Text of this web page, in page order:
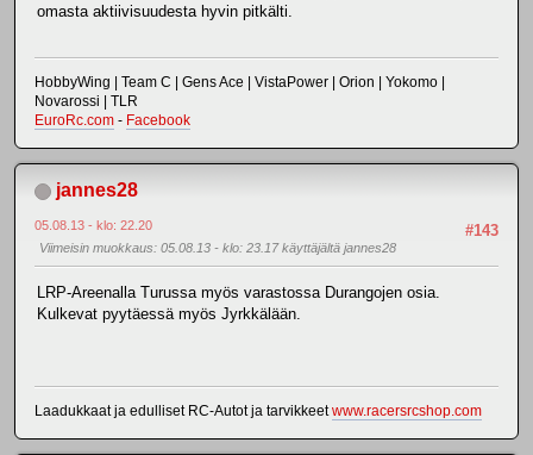
omasta aktiivisuudesta hyvin pitkälti.
HobbyWing | Team C | Gens Ace | VistaPower | Orion | Yokomo |
Novarossi | TLR
EuroRc.com - Facebook
jannes28
#143
05.08.13 - klo: 22.20
Viimeisin muokkaus: 05.08.13 - klo: 23.17 käyttäjältä jannes28
LRP-Areenalla Turussa myös varastossa Durangojen osia.
Kulkevat pyytäessä myös Jyrkkälään.
Laadukkaat ja edulliset RC-Autot ja tarvikkeetwww.racersrcshop.com